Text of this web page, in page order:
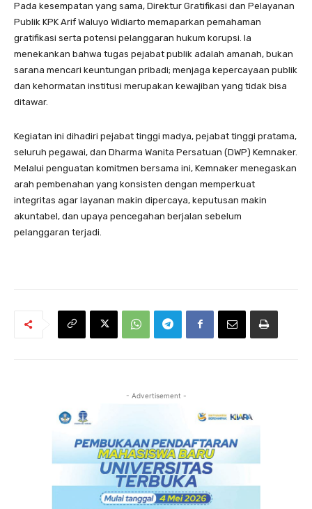
Pada kesempatan yang sama, Direktur Gratifikasi dan Pelayanan
Publik KPK Arif Waluyo Widiarto memaparkan pemahaman
gratifikasi serta potensi pelanggaran hukum korupsi. Ia
menekankan bahwa tugas pejabat publik adalah amanah, bukan
sarana mencari keuntungan pribadi; menjaga kepercayaan publik
dan kehormatan institusi merupakan kewajiban yang tidak bisa
ditawar.
Kegiatan ini dihadiri pejabat tinggi madya, pejabat tinggi pratama,
seluruh pegawai, dan Dharma Wanita Persatuan (DWP) Kemnaker.
Melalui penguatan komitmen bersama ini, Kemnaker menegaskan
arah pembenahan yang konsisten dengan memperkuat
integritas agar layanan makin dipercaya, keputusan makin
akuntabel, dan upaya pencegahan berjalan sebelum
pelanggaran terjadi.
- Advertisement -